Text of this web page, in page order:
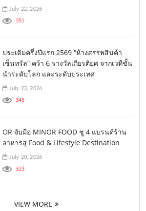
July 22, 2026
351
ประเดิมครึ่งปีแรก 2569 “ห้างสรรพสินค้า
เซ็นทรัล” คว้า 6 รางวัลเกียรติยศ จากเวทีชั้น
นำระดับโลก และระดับประเทศ
July 23, 2026
345
OR จับมือ MINOR FOOD ชู 4 แบรนด์ร้าน
อาหารสู่ Food & Lifestyle Destination
July 20, 2026
323
VIEW MORE